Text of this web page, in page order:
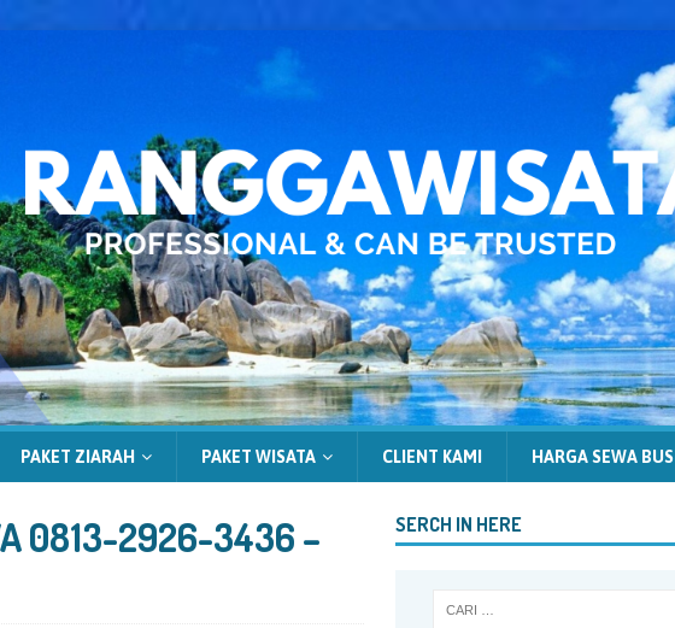
PAKET ZIARAH PAKET WISATA CLIENT KAMI HARGA SEWA BUS
0813-2926-3436 –
SERCH IN HERE